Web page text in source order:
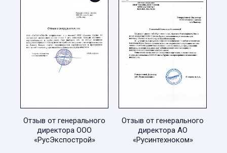
Отзыв от генерального
директора ООО
«РусЭкспострой»
Отзыв от генерального
директора АО
«Русинтехноком»